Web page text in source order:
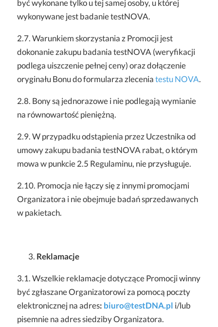
być wykonane tylko u tej samej osoby, u której
wykonywane jest badanie testNOVA.
2.7. Warunkiem skorzystania z Promocji jest
dokonanie zakupu badania testNOVA (weryfikacji
podlega uiszczenie pełnej ceny) oraz dołączenie
oryginału Bonu do formularza zleceniatestu NOVA.
2.8. Bony są jednorazowe i nie podlegają wymianie
na równowartość pieniężną.
2.9. W przypadku odstąpienia przez Uczestnika od
umowy zakupu badania testNOVA rabat, o którym
mowa w punkcie 2.5 Regulaminu, nie przysługuje.
2.10. Promocja nie łączy się z innymi promocjami
Organizatora i nie obejmuje badań sprzedawanych
w pakietach.
Reklamacje
3.1. Wszelkie reklamacje dotyczące Promocji winny
być zgłaszane Organizatorowi za pomocą poczty
elektronicznej na adres: biuro@testDNA.pl i/lub
pisemnie na adres siedziby Organizatora.